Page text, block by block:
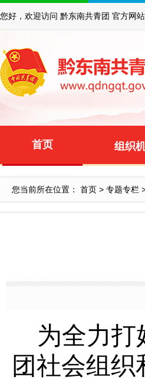
您好，欢迎访问 黔东南共青团 官方网
首页 组织
您当前所在位置： 首页 > 专题专栏
为全力打
团社会组